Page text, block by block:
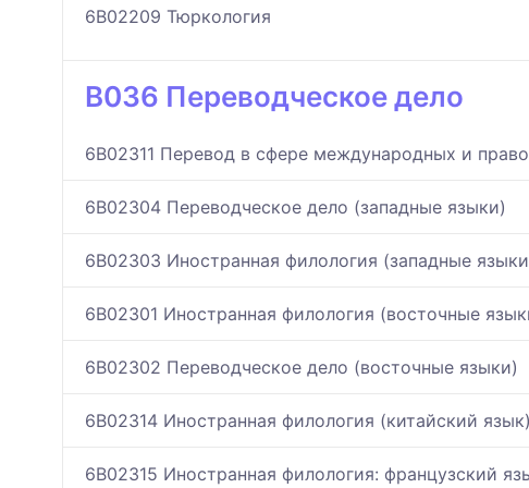
6B02209 Тюркология
B036 Переводческое дело
6B02311 Перевод в сфере международных и
6B02304 Переводческое дело (западные языки)
6B02303 Иностранная филология (западные
6B02301 Иностранная филология (восточные
6B02302 Переводческое дело (восточные языки)
6B02314 Иностранная филология (китайский язык)
6B02315 Иностранная филология: французский